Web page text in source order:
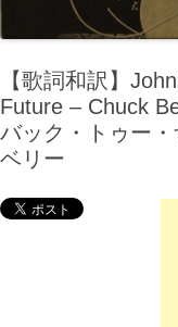
【歌詞和訳】
Future – Chuck
バック・トゥー
ベリー